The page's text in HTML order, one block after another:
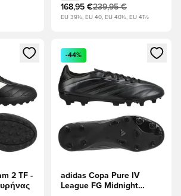
μεταλλικό
168,95 €239,95 €
EU 39½, EU 40, EU 40½, EU 41½
για να συνδεθείτε ή να εγγραφείτε ως
2 TF -
Ανοίγει ένα Modal για να
-44%
adidas Copa Pure IV
League FG Midnight